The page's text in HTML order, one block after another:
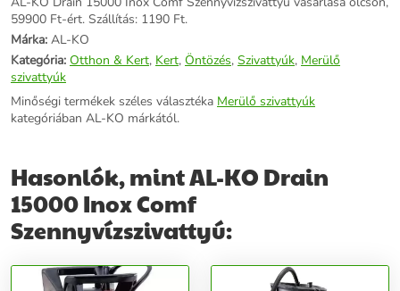
59900 Ft-ért. Szállítás: 1190 Ft.
Márka: AL-KO
Kategória: Otthon & Kert, Kert, Öntözés, Szivattyúk, Merülő
szivattyúk
Minőségi termékek széles választéka Merülő szivattyúk
kategóriában AL-KO márkától.
Hasonlók, mint AL-KO Drain
15000 Inox Comf
Szennyvízszivattyú: